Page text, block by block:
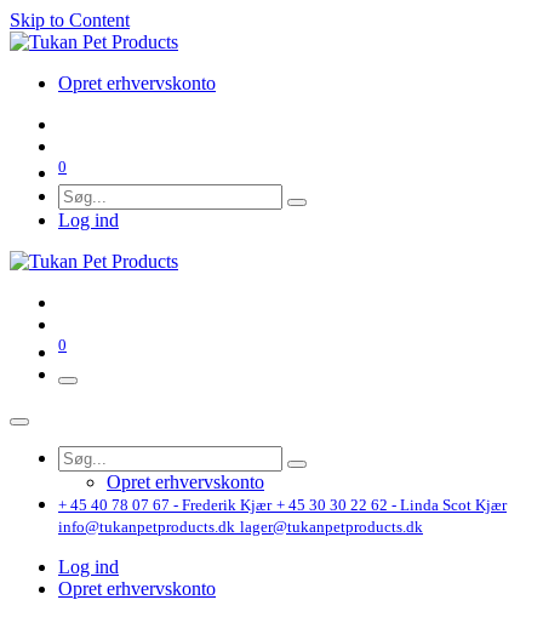
Skip to Content
Opret erhvervskonto
0
Log ind
0
Opret erhvervskonto
+ 45 40 78 07 67 - Frederik Kjær + 45 30 30 22 62 - Linda Scot Kjær
info@tukanpetproducts.dk lager@tukanpetproducts.dk
Log ind
Opret erhvervskonto